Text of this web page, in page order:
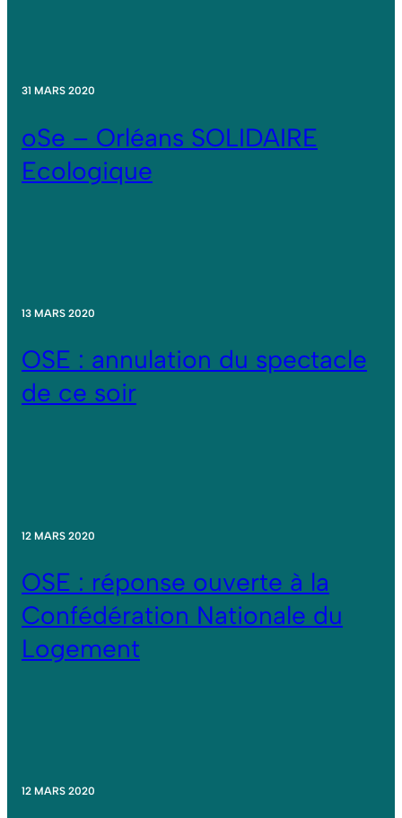
31 MARS 2020
oSe – Orléans SOLIDAIRE
Ecologique
13 MARS 2020
OSE : annulation du spectacle
de ce soir
12 MARS 2020
OSE : réponse ouverte à la
Confédération Nationale du
Logement
12 MARS 2020